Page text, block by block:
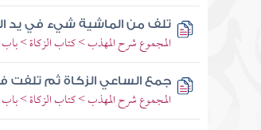
تلف من الماشية شيء في يد
المجموع شرح المهذب > كتاب الزكاة >
جمع الساعي الزكاة ثم تلفت
المجموع شرح المهذب > كتاب الزكاة >